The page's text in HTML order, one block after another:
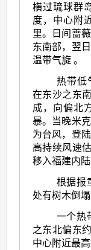
横过琉球群
度，中心附
里。日间蔷
东南部，翌
温带气旋 。
热带低
在东沙之东
成，向偏北
暴。当晚米
为台风，登
高持续风速
移入福建内陆
根据报
处有树木倒
一个热
之东北偏东
中心附近最